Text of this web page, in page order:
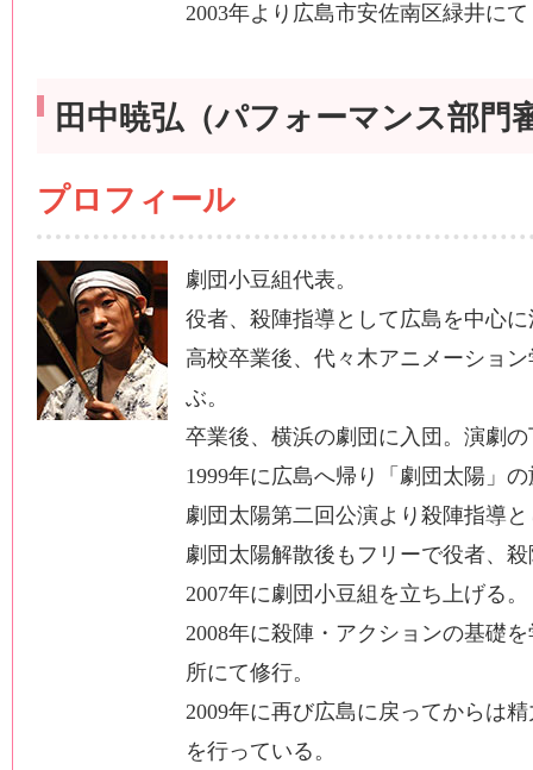
2003年より広島市安佐南区緑井に
田中暁弘（パフォーマンス部門
プロフィール
劇団小豆組代表。
役者、殺陣指導として広島を中心
高校卒業後、代々木アニメーショ
ぶ。
卒業後、横浜の劇団に入団。演劇
1999年に広島へ帰り「劇団太陽」
劇団太陽第二回公演より殺陣指導
劇団太陽解散後もフリーで役者、
2007年に劇団小豆組を立ち上げる。
2008年に殺陣・アクションの基礎
所にて修行。
2009年に再び広島に戻ってからは
を行っている。